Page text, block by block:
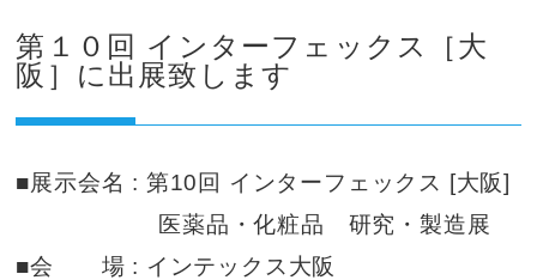
第１０回 インターフェックス［大
阪］に出展致します
■展示会名 : 第10回 インターフェックス [大阪]
医薬品・化粧品 研究・製造展
■会 場 : インテックス大阪